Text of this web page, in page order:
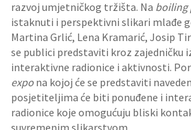
razvoj umjetničkog tržišta. Na boiling
istaknuti i perspektivni slikari mlađe
Martina Grlić, Lena Kramarić, Josip
se publici predstaviti kroz zajedničku
interaktivne radionice i aktivnosti.
expo na kojoj će se predstaviti
posjetiteljima će biti ponuđene i
radionice koje omogućuju bliski
suvremenim slikarstvom.